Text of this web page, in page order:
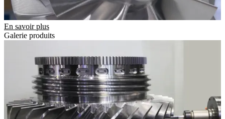
En savoir plus
Galerie produits